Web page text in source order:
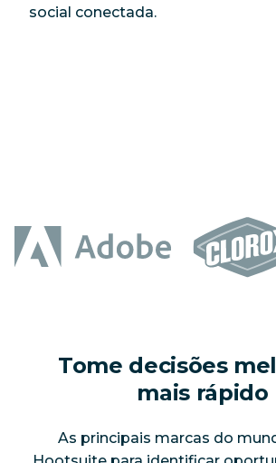
social conectada.
Tome decisões
mais rápido
As principais marcas do